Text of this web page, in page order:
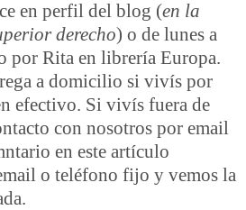
en perfil del blog (en la
derecho) o de lunes a
por Rita en librería Europa.
a domicilio si vivís por
efectivo. Si vivís fuera de
con nosotros por email
en este artículo
o teléfono fijo y vemos la